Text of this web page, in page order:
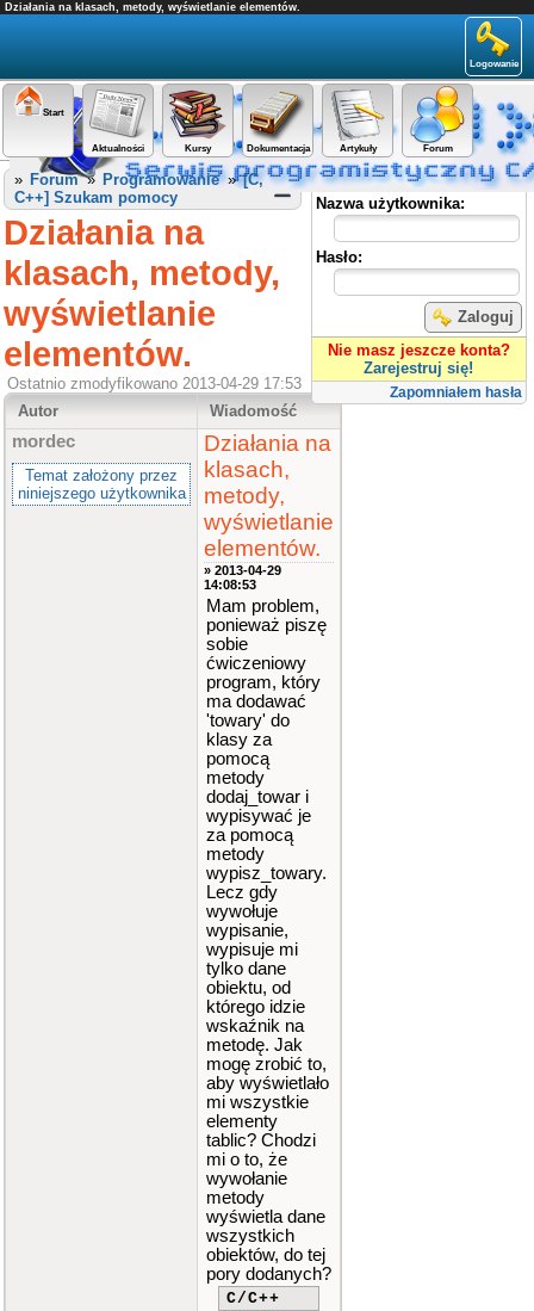
Działania na klasach, metody, wyświetlanie elementów.
Logowanie
Start
Aktualności Kursy Dokumentacja Artykuły Forum
Panel użytkownika
Nazwa użytkownika:
Hasło:
Zaloguj
Nie masz jeszcze konta?
Zarejestruj się!
Zapomniałem hasła
» Forum» Programowanie»[C,
C++] Szukam pomocy
Działania na
klasach, metody,
wyświetlanie
elementów.
Ostatnio zmodyfikowano 2013-04-29 17:53
Autor
Wiadomość
mordec
Temat założony przez
niniejszego użytkownika
Działania na
klasach,
metody,
wyświetlanie
elementów.
» 2013-04-29
14:08:53
Mam problem,
ponieważ piszę
sobie
ćwiczeniowy
program, który
ma dodawać
'towary' do
klasy za
pomocą
metody
dodaj_towar i
wypisywać je
za pomocą
metody
wypisz_towary.
Lecz gdy
wywołuje
wypisanie,
wypisuje mi
tylko dane
obiektu, od
którego idzie
wskaźnik na
metodę. Jak
mogę zrobić to,
aby wyświetlało
mi wszystkie
elementy
tablic? Chodzi
mi o to, że
wywołanie
metody
wyświetla dane
wszystkich
obiektów, do tej
pory dodanych?
C/C++